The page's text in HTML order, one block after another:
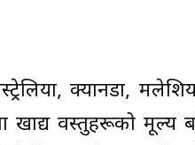
क्यानडा,
वस्तुहरूको मूल्य